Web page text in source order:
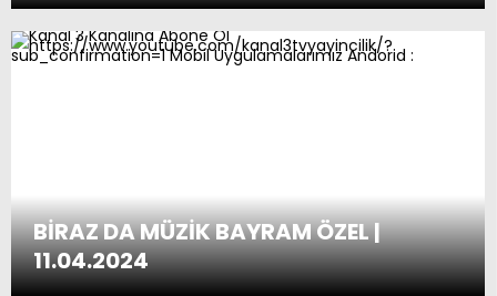
BİRAZ DA MÜZİK BAYRAM ÖZEL |
11.04.2024